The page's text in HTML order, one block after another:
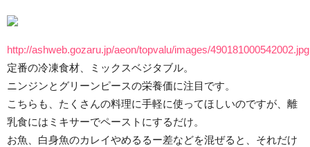
http://ashweb.gozaru.jp/aeon/topvalu/images/490181000542002.jpg
定番の冷凍食材、ミックスベジタブル。
ニンジンとグリーンピースの栄養価に注目です。
こちらも、たくさんの料理に手軽に使ってほしいのですが、離
乳食にはミキサーでペーストにするだけ。
お魚、白身魚のカレイやめるるー差などを混ぜると、それだけ